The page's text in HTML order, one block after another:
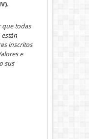
.
que todas
están
inscritos
e
sus